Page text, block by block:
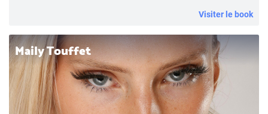
Visiter le book
Maily Touffet